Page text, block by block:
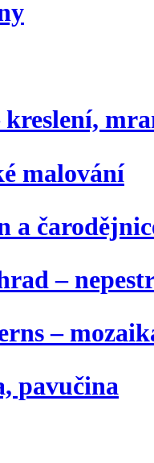
kreslení,
malování
a
–
–
pavučina